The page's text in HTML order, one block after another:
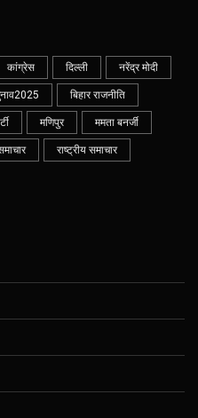
कांग्रेस दिल्ली नरेंद्र मोदी
बिहार राजनीति
मणिपुर ममता बनर्जी
राष्ट्रीय समाचार